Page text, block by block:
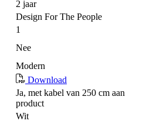
2 jaar
Design For The People
1
Nee
Modern
Download
Ja, met kabel van 250 cm aan
product
Wit